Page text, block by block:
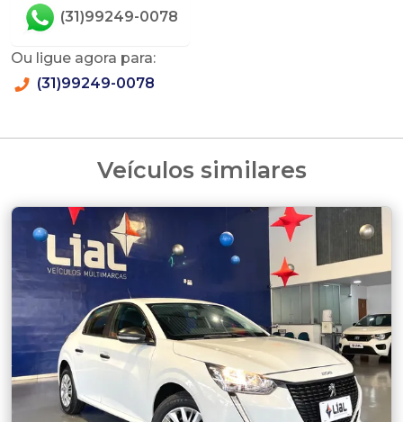
(31)99249-0078
Ou ligue agora para:
(31)99249-0078
Veículos similares